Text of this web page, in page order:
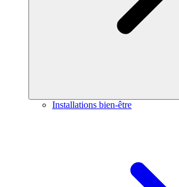
Installations bien-être